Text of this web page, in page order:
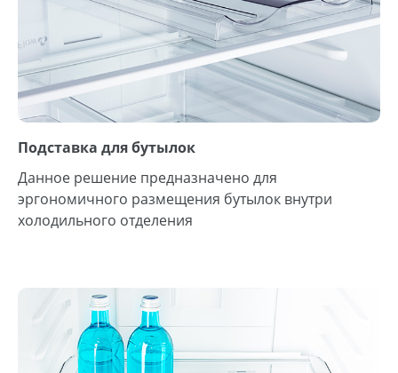
Подставка для бутылок
Данное решение предназначено для
эргономичного размещения бутылок внутри
холодильного отделения